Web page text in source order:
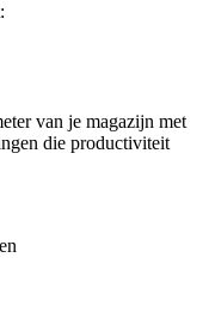
van je magazijn met
die productiviteit